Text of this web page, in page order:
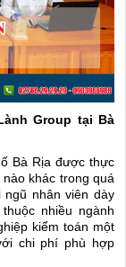
Group tại Bà
Bà Rịa được thực
khác trong quá
nhân viên dày
nhiều ngành
kiểm toán một
chi phí phù hợp